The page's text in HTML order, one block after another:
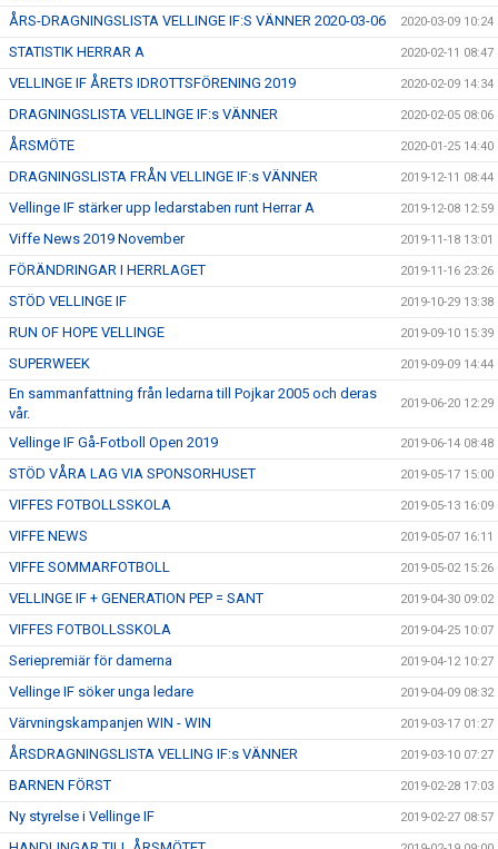
ÅRS-DRAGNINGSLISTA VELLINGE IF:S VÄNNER 2020-03-06 2020-03-09 10:24
STATISTIK HERRAR A 2020-02-11 08:47
VELLINGE IF ÅRETS IDROTTSFÖRENING 2019 2020-02-09 14:34
DRAGNINGSLISTA VELLINGE IF:s VÄNNER 2020-02-05 08:06
ÅRSMÖTE 2020-01-25 14:40
DRAGNINGSLISTA FRÅN VELLINGE IF:s VÄNNER 2019-12-11 08:44
Vellinge IF stärker upp ledarstaben runt Herrar A 2019-12-08 12:59
Viffe News 2019 November 2019-11-18 13:01
FÖRÄNDRINGAR I HERRLAGET 2019-11-16 23:26
STÖD VELLINGE IF 2019-10-29 13:38
RUN OF HOPE VELLINGE 2019-09-10 15:39
SUPERWEEK 2019-09-09 14:44
En sammanfattning från ledarna till Pojkar 2005 och deras
vår.
2019-06-20 12:29
Vellinge IF Gå-Fotboll Open 2019 2019-06-14 08:48
STÖD VÅRA LAG VIA SPONSORHUSET 2019-05-17 15:00
VIFFES FOTBOLLSSKOLA 2019-05-13 16:09
VIFFE NEWS 2019-05-07 16:11
VIFFE SOMMARFOTBOLL 2019-05-02 15:26
VELLINGE IF + GENERATION PEP = SANT 2019-04-30 09:02
VIFFES FOTBOLLSSKOLA 2019-04-25 10:07
Seriepremiär för damerna 2019-04-12 10:27
Vellinge IF söker unga ledare 2019-04-09 08:32
Värvningskampanjen WIN - WIN 2019-03-17 01:27
ÅRSDRAGNINGSLISTA VELLING IF:s VÄNNER 2019-03-10 07:27
BARNEN FÖRST 2019-02-28 17:03
Ny styrelse i Vellinge IF 2019-02-27 08:57